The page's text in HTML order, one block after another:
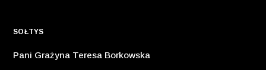
SOŁTYS
Pani Grażyna Teresa Borkowska